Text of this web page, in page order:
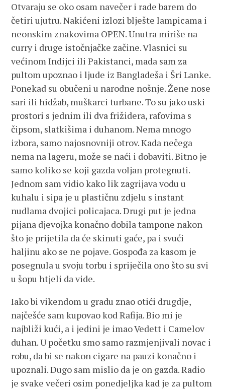
Otvaraju se oko osam navečer i rade barem do
četiri ujutru. Nakićeni izlozi blješte lampicama i
neonskim znakovima OPEN. Unutra miriše na
curry i druge istočnjačke začine. Vlasnici su
većinom Indijci ili Pakistanci, mada sam za
pultom upoznao i ljude iz Bangladeša i Šri Lanke.
Ponekad su obučeni u narodne nošnje. Žene nose
sari ili hidžab, muškarci turbane. To su jako uski
prostori s jednim ili dva frižidera, rafovima s
čipsom, slatkišima i duhanom. Nema mnogo
izbora, samo najosnovniji otrov. Kada nečega
nema na lageru, može se naći i dobaviti. Bitno je
samo koliko se koji gazda voljan protegnuti.
Jednom sam vidio kako lik zagrijava vodu u
kuhalu i sipa je u plastičnu zdjelu s instant
nudlama dvojici policajaca. Drugi put je jedna
pijana djevojka konačno dobila tampone nakon
što je prijetila da će skinuti gaće, pa i svući
haljinu ako se ne pojave. Gospođa za kasom je
posegnula u svoju torbu i spriječila ono što su svi
u šopu htjeli da vide.
Iako bi vikendom u gradu znao otići drugdje,
najčešće sam kupovao kod Rafija. Bio mi je
najbliži kući, a i jedini je imao Vedett i Camelov
duhan. U početku smo samo razmjenjivali novac i
robu, da bi se nakon cigare na pauzi konačno i
upoznali. Dugo sam mislio da je on gazda. Radio
je svake večeri osim ponedjeljka kad je za pultom